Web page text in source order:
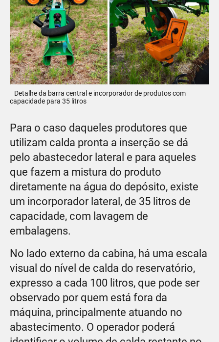
Detalhe da barra central e incorporador de produtos com
capacidade para 35 litros
Para o caso daqueles produtores que
utilizam calda pronta a inserção se dá
pelo abastecedor lateral e para aqueles
que fazem a mistura do produto
diretamente na água do depósito, existe
um incorporador lateral, de 35 litros de
capacidade, com lavagem de
embalagens.
No lado externo da cabina, há uma escala
visual do nível de calda do reservatório,
expresso a cada 100 litros, que pode ser
observado por quem está fora da
máquina, principalmente atuando no
abastecimento. O operador poderá